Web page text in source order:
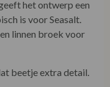
het ontwerp een
is voor Seasalt.
linnen broek voor
beetje extra detail.